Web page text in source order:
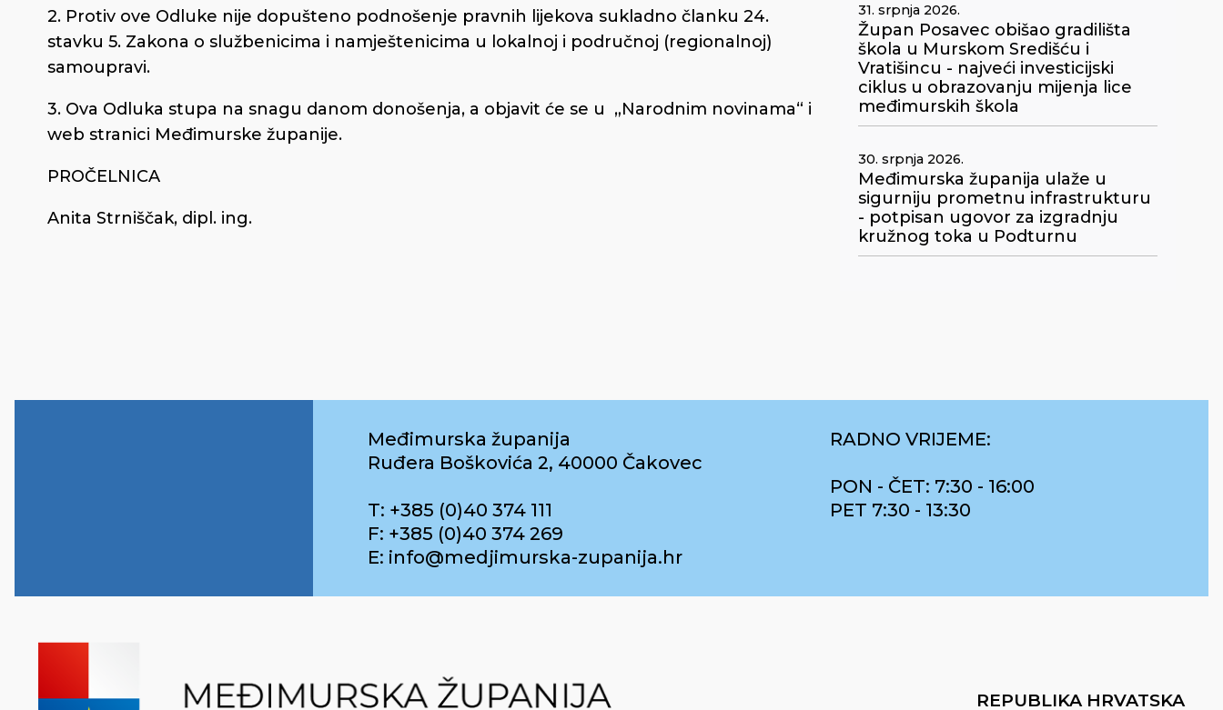
2. Protiv ove Odluke nije dopušteno podnošenje pravnih lijekova sukladno članku 24.
stavku 5. Zakona o službenicima i namještenicima u lokalnoj i područnoj (regionalnoj)
samoupravi.
3. Ova Odluka stupa na snagu danom donošenja, a objavit će se u „Narodnim novinama“ i
web stranici Međimurske županije.
PROČELNICA
Anita Strniščak, dipl. ing.
31. srpnja 2026.
Župan Posavec obišao gradilišta
škola u Murskom Središću i
Vratišincu - najveći investicijski
ciklus u obrazovanju mijenja lice
međimurskih škola
30. srpnja 2026.
Međimurska županija ulaže u
sigurniju prometnu infrastrukturu
- potpisan ugovor za izgradnju
kružnog toka u Podturnu
Međimurska županija
Ruđera Boškovića 2, 40000 Čakovec
T: +385 (0)40 374 111
F: +385 (0)40 374 269
E: info@medjimurska-zupanija.hr
RADNO VRIJEME:
PON - ČET: 7:30 - 16:00
PET 7:30 - 13:30
REPUBLIKA HRVATSKA